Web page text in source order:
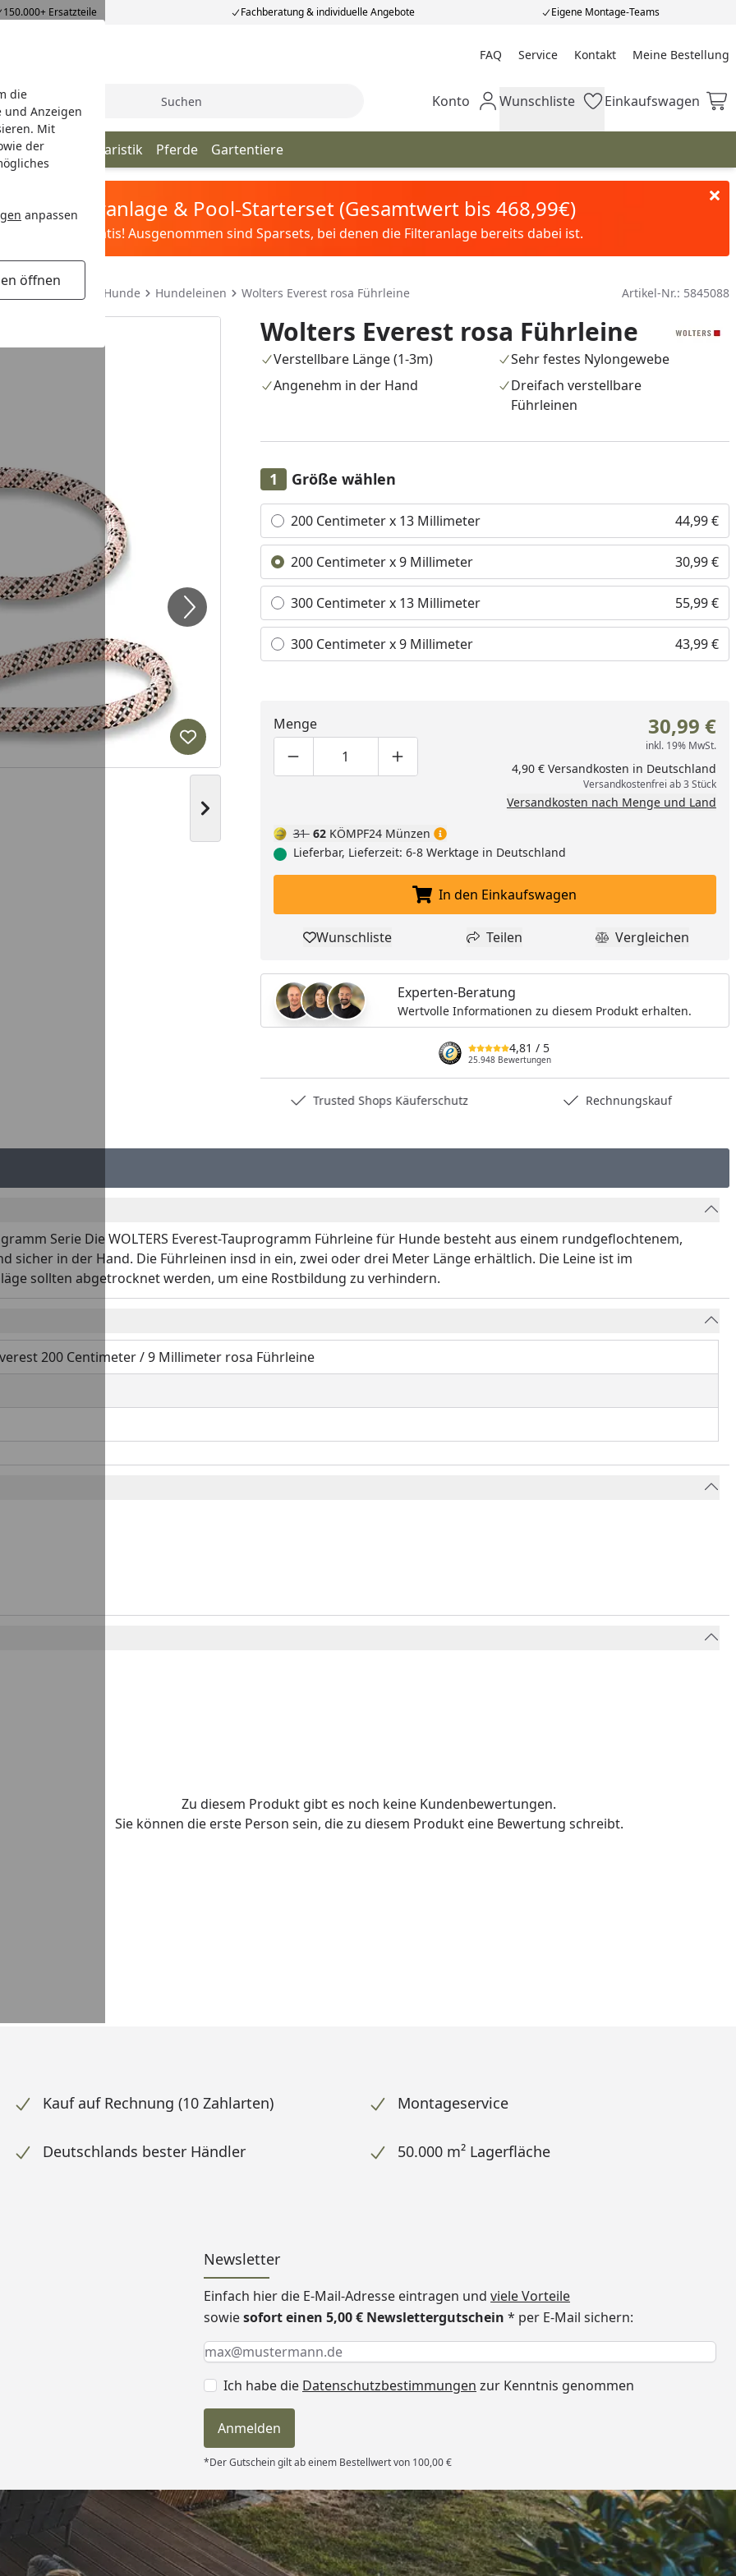
die
und Anzeigen
Mit
der
anpassen
öffnen
150.000+ Ersatzteile Fachberatung & individuelle Angebote Eigene Montage-Teams
FAQ Service Kontakt Meine Bestellung
Meine Bestellung
Suche Mein Konto
Konto Wunschliste
Wunschliste Einkaufswagen
Einkaufswagen
Vögel Aquaristik Pferde Gartentiere
Sandfilteranlage & Pool-Starterset (Gesamtwert bis 468,99€)
Filter&Pflege gratis! Ausgenommen sind Sparsets, bei denen die Filteranlage bereits dabei ist.
& Geschirr für Hunde Hundeleinen Wolters Everest rosa Führleine Artikel-Nr.: 5845088
Nächstes Bild anzeigen
Produkt zur Wunschliste hinzufügen
Wolters Everest rosa Führleine
Verstellbare Länge (1-3m)
Sehr festes Nylongewebe
Angenehm in der Hand
Dreifach verstellbare
Führleinen
Größe wählen
Alle anzeigen (4)
200 Centimeter x 13 Millimeter 44,99 €
200 Centimeter x 9 Millimeter 30,99 €
300 Centimeter x 13 Millimeter 55,99 €
300 Centimeter x 9 Millimeter 43,99 €
Menge
Produktmenge um eins verringern
Produktmenge manuell eingeben
Produktmenge um eins erhöhen
30,99 €
inkl. 19% MwSt.
4,90 € Versandkosten in Deutschland
Versandkostenfrei ab 3 Stück
Versandkosten nach Menge und Land
31 62 KÖMPF24 Münzen
Lieferbar, Lieferzeit: 6-8 Werktage in Deutschland
In den Einkaufswagen legen
In den Einkaufswagen
Produkt zur Wunschliste hinzufügen
Wunschliste Teilen
Teilen Produkt
Vergleichen
Experten-Beratung
Wertvolle Informationen zu diesem Produkt erhalten.
4,81 / 5
25.948 Bewertungen
Trusted Shops Käuferschutz Rechnungskauf
Serie Die WOLTERS Everest-Tauprogramm Führleine für Hunde besteht aus einem rundgeflochtenem,
sicher in der Hand. Die Führleinen insd in ein, zwei oder drei Meter Länge erhältlich. Die Leine ist im
sollten abgetrocknet werden, um eine Rostbildung zu verhindern.
200 Centimeter / 9 Millimeter rosa Führleine
Zu diesem Produkt gibt es noch keine Kundenbewertungen.
Sie können die erste Person sein, die zu diesem Produkt eine Bewertung schreibt.
Kauf auf Rechnung (10 Zahlarten) Montageservice
Deutschlands bester Händler 50.000 m² Lagerfläche
Newsletter
Einfach hier die E-Mail-Adresse eintragen und viele Vorteile
sowiesofort einen 5,00 € Newslettergutschein * per E-Mail sichern:
Keine Eingabe erforderlich
Eingabe erforderlich
E-Mail *
Ich habe die Datenschutzbestimmungen zur Kenntnis genommen
Anmelden
*Der Gutschein gilt ab einem Bestellwert von 100,00 €
Versand